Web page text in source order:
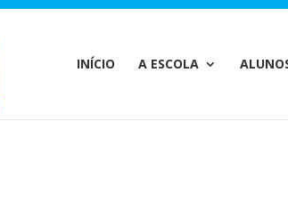
escolaprofission/public_html/wp-
INÍCIO
A ESCOLA